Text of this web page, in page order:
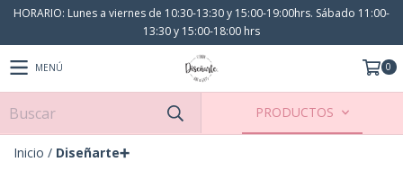
HORARIO: Lunes a viernes de 10:30-13:30 y 15:00-19:00hrs. Sábado 11:00-
13:30 y 15:00-18:00 hrs
MENÚ 0
PRODUCTOS
Inicio / Diseñarte➕